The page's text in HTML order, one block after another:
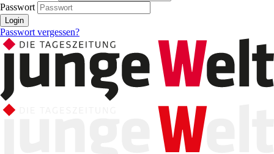
Passwort
Login
Passwort vergessen?